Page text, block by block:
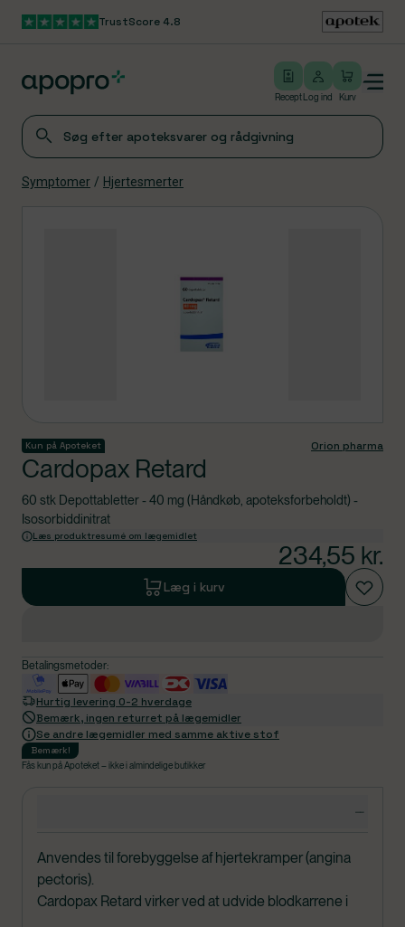
Gå til hovedindholdTrustScore 4.8
Recept
Log ind
Log ind Kurv
Open/close menu
Symptomer / Hjertesmerter
Anvendes til forebyggelse af hjertekramper (angina
pectoris).
Cardopax Retard virker ved at udvide blodkarrene i
Kun på Apoteket Orion pharma
Cardopax Retard
60 stk Depottabletter - 40 mg (Håndkøb, apoteksforbeholdt) -
Isosorbiddinitrat
Læs produktresumé om lægemidlet
234,55 kr.
Læg i kurv
Betalingsmetoder:
Hurtig levering 0-2 hverdage
Bemærk, ingen returret på lægemidler
Se andre lægemidler med samme aktive stof
Bemærk!
Fås kun på Apoteket – ikke i almindelige butikker